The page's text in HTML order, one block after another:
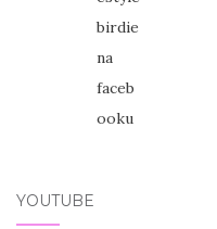
YOUTUBE